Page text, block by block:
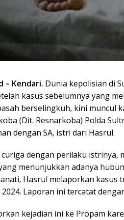
– Kendari. Dunia kepolisian di
kasus sebelumnya yang
berselingkuh, kini muncul
(Dit. Resnarkoba) Polda
dengan SA, istri dari Hasrul.
dengan perilaku istrinya,
menunjukkan adanya
Hasrul melaporkan kasus
Laporan ini tercatat
kejadian ini ke Propam